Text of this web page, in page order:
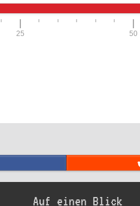
25 50
Auf einen Blick